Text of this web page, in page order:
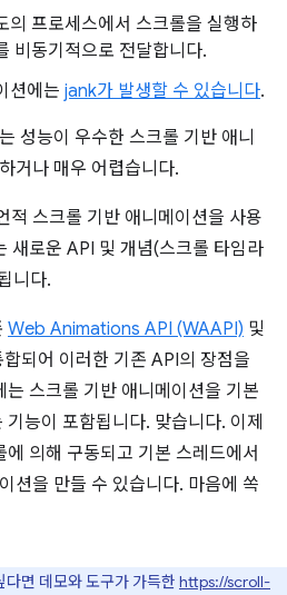
의 프로세스에서 스크롤을 실행하
비동기적으로 전달합니다.
션에는 jank가 발생할 수 있습니다.
성능이 우수한 스크롤 기반 애니
거나 매우 어렵습니다.
스크롤 기반 애니메이션을 사용
새로운 API 및 개념(스크롤 타임라
니다.
Web Animations API (WAAPI) 및
합되어 이러한 기존 API의 장점을
스크롤 기반 애니메이션을 기본
능이 포함됩니다. 맞습니다. 이제
의해 구동되고 기본 스레드에서
션을 만들 수 있습니다. 마음에 쏙
다면 데모와 도구가 가득한 https://scroll-